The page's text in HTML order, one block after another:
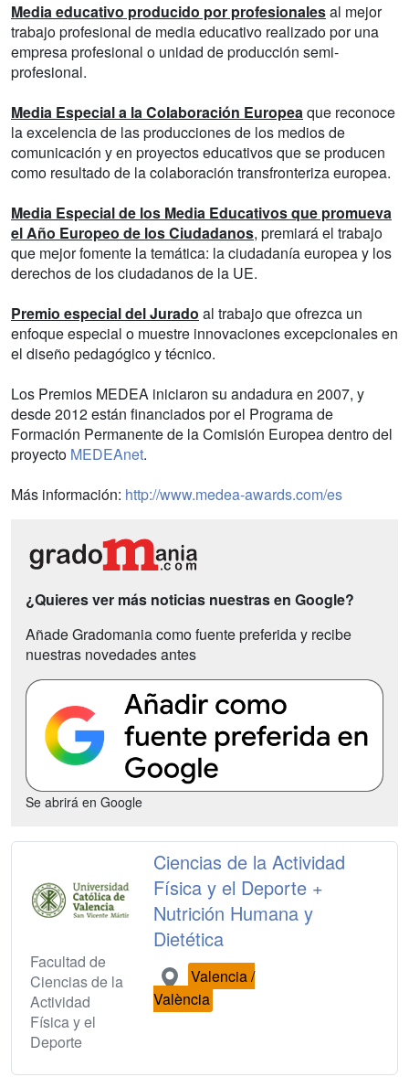
Media educativo producido por profesionalesal mejor
trabajo profesional de media educativo realizado por una
empresa profesional o unidad de producción semi-
profesional.
Media Especial a la Colaboración Europeaque reconoce
la excelencia de las producciones de los medios de
comunicación y en proyectos educativos que se producen
como resultado de la colaboración transfronteriza europea.
Media Especial de los Media Educativos que promueva
el Año Europeo de los Ciudadanos, premiará el trabajo
que mejor fomente la temática: la ciudadanía europea y los
derechos de los ciudadanos de la UE.
Premio especial del Jurado al trabajo que ofrezca un
enfoque especial o muestre innovaciones excepcionales en
el diseño pedagógico y técnico.
Los Premios MEDEA iniciaron su andadura en 2007, y
desde 2012 están financiados por el Programa de
Formación Permanente de la Comisión Europea dentro del
proyecto MEDEAnet.
Más información: http://www.medea-awards.com/es
¿Quieres ver más noticias nuestras en Google?
Añade Gradomania como fuente preferida y recibe
nuestras novedades antes
Se abrirá en Google
Facultad de
Ciencias de la
Actividad
Física y el
Deporte
Ciencias de la Actividad
Física y el Deporte +
Nutrición Humana y
Dietética
Valencia /
València